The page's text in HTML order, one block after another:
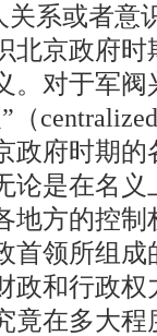
系或者意
北京政府
。对于军
政府时期
论是在名
地方的控
首领所组
政和行政
竟在多大